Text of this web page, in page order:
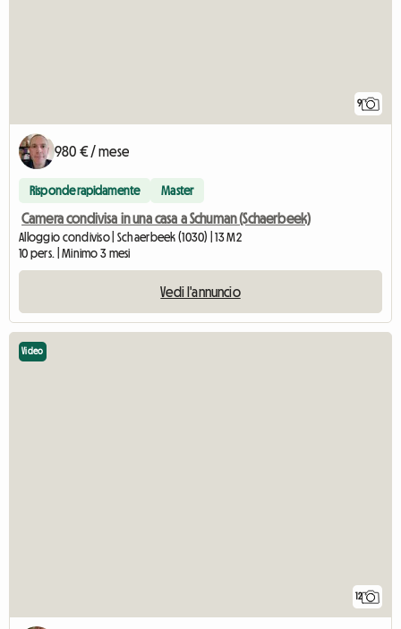
9
980 € / mese
Risponde rapidamente Master
Camera condivisa in una casa a Schuman (Schaerbeek)
Alloggio condiviso | Schaerbeek (1030) | 13 M2
10 pers. | Minimo 3 mesi
Vedi l'annuncio
12
Video